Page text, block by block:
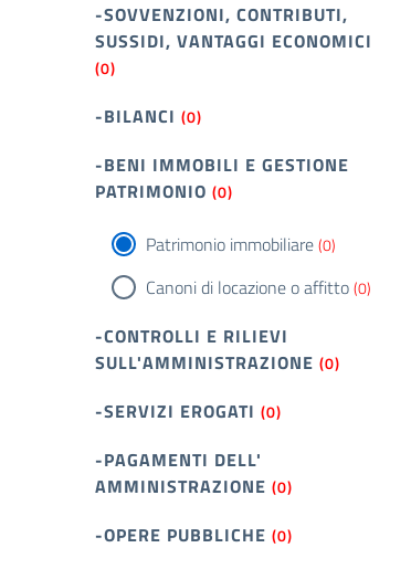
-SOVVENZIONI, CONTRIBUTI,
SUSSIDI, VANTAGGI ECONOMICI
(0)
-BILANCI (0)
-BENI IMMOBILI E GESTIONE
PATRIMONIO (0)
Patrimonio immobiliare(0)
Canoni di locazione o affitto(0)
-CONTROLLI E RILIEVI
SULL'AMMINISTRAZIONE (0)
-SERVIZI EROGATI (0)
-PAGAMENTI DELL'
AMMINISTRAZIONE (0)
-OPERE PUBBLICHE (0)